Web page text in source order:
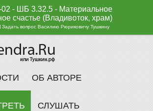
02 - ШБ 3.32.5 - Материальное
счастье (Владивоток, храм)
Задать вопрос Василию Рюриковичу Тушкину
ОБ АВТОРЕ
СЛУШАТЬ